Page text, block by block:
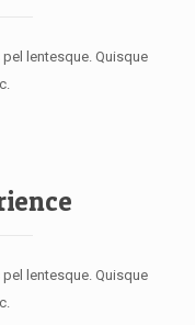
lentesque. Quisque
lentesque. Quisque